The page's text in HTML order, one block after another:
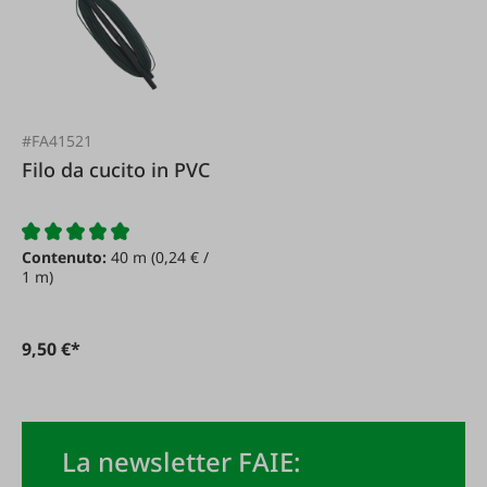
#FA41521
Filo da cucito in PVC
Contenuto: 40 m (0,24 € /
1 m)
9,50 €*
La newsletter FAIE: